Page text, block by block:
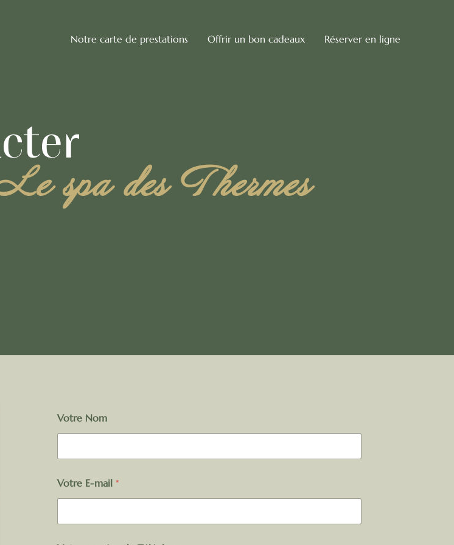
Notre carte de prestations Offrir un bon cadeaux Réserver en ligne
spa des Thermes
Votre Nom
Votre E-mail *